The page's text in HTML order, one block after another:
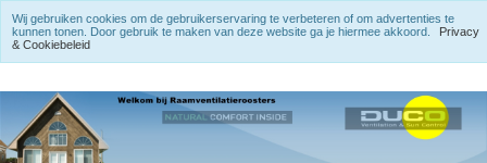
Wij gebruiken cookies om de gebruikerservaring te verbeteren of om advertenties te
kunnen tonen. Door gebruik te maken van deze website ga je hiermee akkoord.
Privacy
& Cookiebeleid